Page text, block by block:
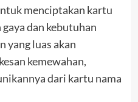
menciptakan kartu
gaya dan kebutuhan
yang luas akan
kemewahan,
dari kartu nama